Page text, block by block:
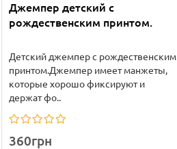
Джемпер детский с
рождественским принтом.
Детский джемпер с рождественским
принтом.Джемпер имеет манжеты,
которые хорошо фиксируют и
держат фо..
360грн